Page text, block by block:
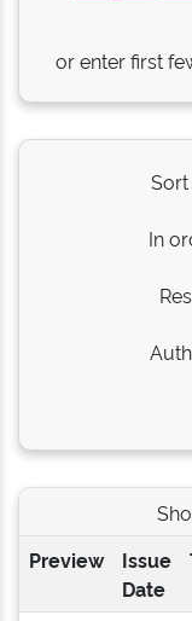
or enter first
Sort
In
Preview
Issue
Date